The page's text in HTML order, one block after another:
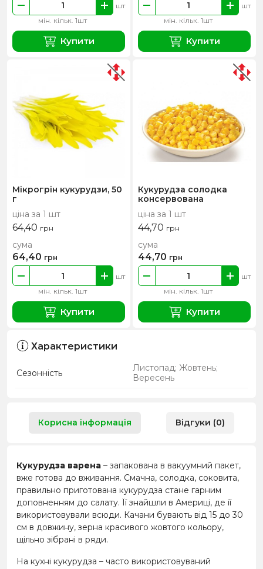
мін. кільк. 1шт
шт
Купити
мін. кільк. 1шт
шт
Купити
Мікрогрін кукурудзи, 50
г
ціна за 1 шт
64,40 грн
мін. кільк. 1шт
шт
сума
64,40 грн
Купити
Кукурудза солодка
консервована
ціна за 1 шт
44,70 грн
мін. кільк. 1шт
шт
сума
44,70 грн
Купити
Характеристики
Сезонність
Листопад; Жовтень;
Вересень
Корисна інформація Відгуки (0)
Кукурудза варена – запакована в вакуумний пакет,
вже готова до вживання. Смачна, солодка, соковита,
правильно приготована кукурудза стане гарним
доповненням до салату. Її знайшли в Америці, де її
використовували всюди. Качани бувають від 15 до 30
см в довжину, зерна красивого жовтого кольору,
щільно зібрані в ряди.
На кухні кукурудза – часто використовуваний